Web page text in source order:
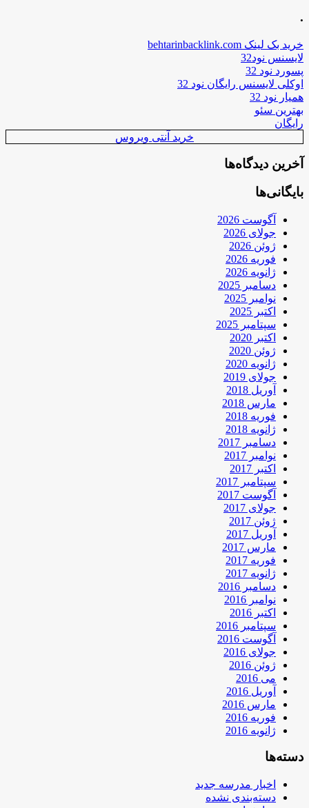
.
خرید بک لینک behtarinbacklink.com
لایسنس نود32
پسورد نود 32
اوکلی لایسنس رایگان نود 32
همیار نود 32
بهترین سئو
رایگان
خرید آنتی ویروس
آخرین دیدگاه‌ها
بایگانی‌ها
آگوست 2026
جولای 2026
ژوئن 2026
فوریه 2026
ژانویه 2026
دسامبر 2025
نوامبر 2025
اکتبر 2025
سپتامبر 2025
اکتبر 2020
ژوئن 2020
ژانویه 2020
جولای 2019
آوریل 2018
مارس 2018
فوریه 2018
ژانویه 2018
دسامبر 2017
نوامبر 2017
اکتبر 2017
سپتامبر 2017
آگوست 2017
جولای 2017
ژوئن 2017
آوریل 2017
مارس 2017
فوریه 2017
ژانویه 2017
دسامبر 2016
نوامبر 2016
اکتبر 2016
سپتامبر 2016
آگوست 2016
جولای 2016
ژوئن 2016
می 2016
آوریل 2016
مارس 2016
فوریه 2016
ژانویه 2016
دسته‌ها
اخبار مدرسه جدید
دسته‌بندی نشده